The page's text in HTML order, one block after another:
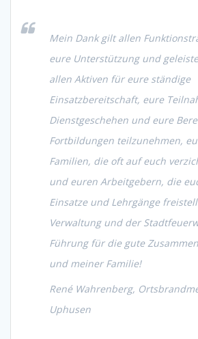
Mein Dank gilt allen
eure Unterstützung und
allen Aktiven für eure ständige
Einsatzbereitschaft, eure
Dienstgeschehen und eure
Fortbildungen teilzunehmen,
Familien, die oft auf euch
und euren Arbeitgebern, die
Einsatze und Lehrgänge
Verwaltung und der
Führung für die gute
und meiner Familie!
René Wahrenberg,
Uphusen